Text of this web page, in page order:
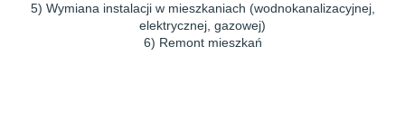
5) Wymiana instalacji w mieszkaniach (wodnokanalizacyjnej,
elektrycznej, gazowej)
6) Remont mieszkań